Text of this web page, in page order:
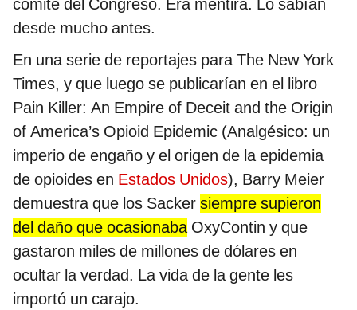
comité del Congreso. Era mentira. Lo sabían
desde mucho antes.
En una serie de reportajes para The New York
Times, y que luego se publicarían en el libro
Pain Killer: An Empire of Deceit and the Origin
of America’s Opioid Epidemic (Analgésico: un
imperio de engaño y el origen de la epidemia
de opioides en Estados Unidos), Barry Meier
demuestra que los Sacker siempre supieron
del daño que ocasionabaOxyContin y que
gastaron miles de millones de dólares en
ocultar la verdad. La vida de la gente les
importó un carajo.